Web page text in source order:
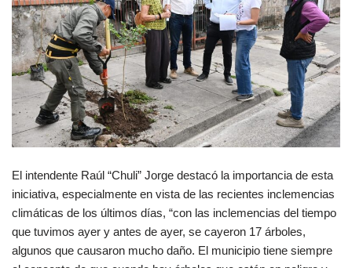
El intendente Raúl “Chuli” Jorge destacó la importancia de esta
iniciativa, especialmente en vista de las recientes inclemencias
climáticas de los últimos días, “con las inclemencias del tiempo
que tuvimos ayer y antes de ayer, se cayeron 17 árboles,
algunos que causaron mucho daño. El municipio tiene siempre